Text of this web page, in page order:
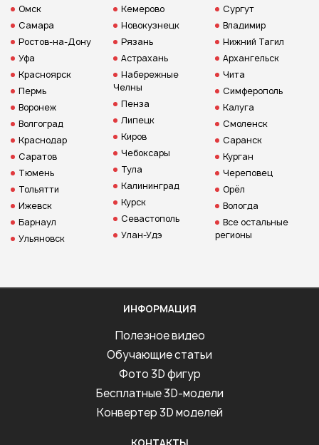
Омск
Самара
Ростов-на-Дону
Уфа
Красноярск
Пермь
Воронеж
Волгоград
Краснодар
Саратов
Тюмень
Тольятти
Ижевск
Барнаул
Ульяновск
Кемерово
Новокузнецк
Рязань
Астрахань
Набережные
Челны
Пенза
Липецк
Киров
Чебоксары
Тула
Калининград
Курск
Севастополь
Улан-Удэ
Сургут
Владимир
Нижний Тагил
Архангельск
Чита
Симферополь
Калуга
Смоленск
Саранск
Курган
Череповец
Орёл
Вологда
Все остальные
регионы
ИНФОРМАЦИЯ
Полезное видео
Обучающие статьи
Фото 3D фигур
Бесплатные 3D-модели
Конвертер 3D моделей